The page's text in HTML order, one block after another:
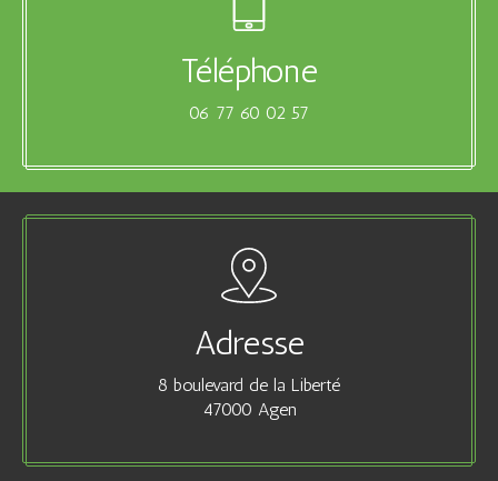
Téléphone
06 77 60 02 57
Adresse
8 boulevard de la Liberté
47000 Agen